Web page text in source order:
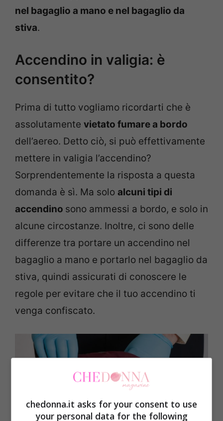
nel bagaglio a mano e nel bagaglio da
stiva.
Accendino in valigia: è
consentito?
Prima di tutto vogliamo ricordarti che è
assolutamente vietato fumare a bordo
dell’aereo. Detto ciò, si può effettivamente
mettere in valigia l’accendino?
Sorprendentemente la risposta a questa
domanda è sì. Ma solo alcuni tipi di
accendino sono ammessi a bordo, e solo in
alcune circostanze. Inoltre, ci sono delle
differenze tra portare un accendino nel
bagaglio a mano e portarlo nel bagaglio da
stiva, quindi assicurati di conoscere le
regole per evitare che il tuo accendino ti
venga confiscato.
chedonna.it asks for your consent to use
your personal data for the following